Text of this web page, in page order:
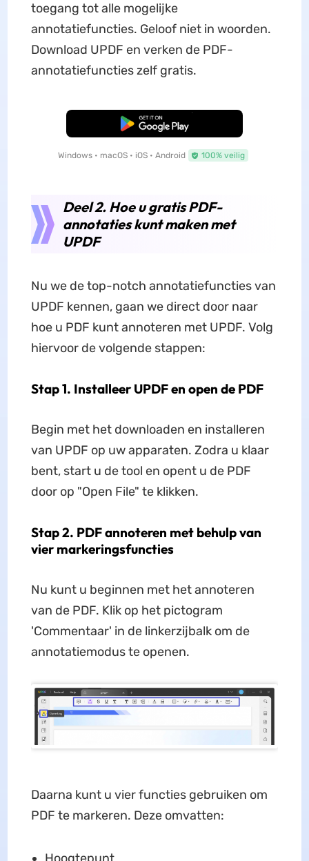
toegang tot alle mogelijke
annotatiefuncties. Geloof niet in woorden.
Download UPDF en verken de PDF-
annotatiefuncties zelf gratis.
Gratis Download
Windows • macOS • iOS • Android 100% veilig
Deel 2. Hoe u gratis PDF-
annotaties kunt maken met
UPDF
Nu we de top-notch annotatiefuncties van
UPDF kennen, gaan we direct door naar
hoe u PDF kunt annoteren met UPDF. Volg
hiervoor de volgende stappen:
Stap 1. Installeer UPDF en open de PDF
Begin met het downloaden en installeren
van UPDF op uw apparaten. Zodra u klaar
bent, start u de tool en opent u de PDF
door op "Open File" te klikken.
Stap 2. PDF annoteren met behulp van
vier markeringsfuncties
Nu kunt u beginnen met het annoteren
van de PDF. Klik op het pictogram
'Commentaar' in de linkerzijbalk om de
annotatiemodus te openen.
Daarna kunt u vier functies gebruiken om
PDF te markeren. Deze omvatten: